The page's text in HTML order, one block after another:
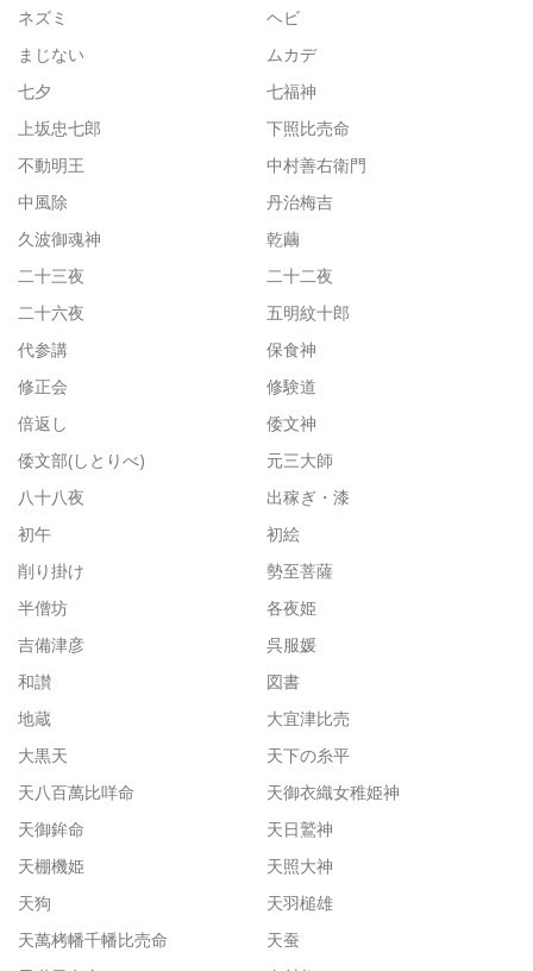
ネズミ
ヘビ
まじない
ムカデ
七夕
七福神
上坂忠七郎
下照比売命
不動明王
中村善右衛門
中風除
丹治梅吉
久波御魂神
乾繭
二十三夜
二十二夜
二十六夜
五明紋十郎
代参講
保食神
修正会
修験道
倍返し
倭文神
倭文部(しとりべ)
元三大師
八十八夜
出稼ぎ・漆
初午
初絵
削り掛け
勢至菩薩
半僧坊
各夜姫
吉備津彦
呉服媛
和讃
図書
地蔵
大宜津比売
大黒天
天下の糸平
天八百萬比咩命
天御衣織女稚姫神
天御鉾命
天日鷲神
天棚機姫
天照大神
天狗
天羽槌雄
天萬栲幡千幡比売命
天蚕